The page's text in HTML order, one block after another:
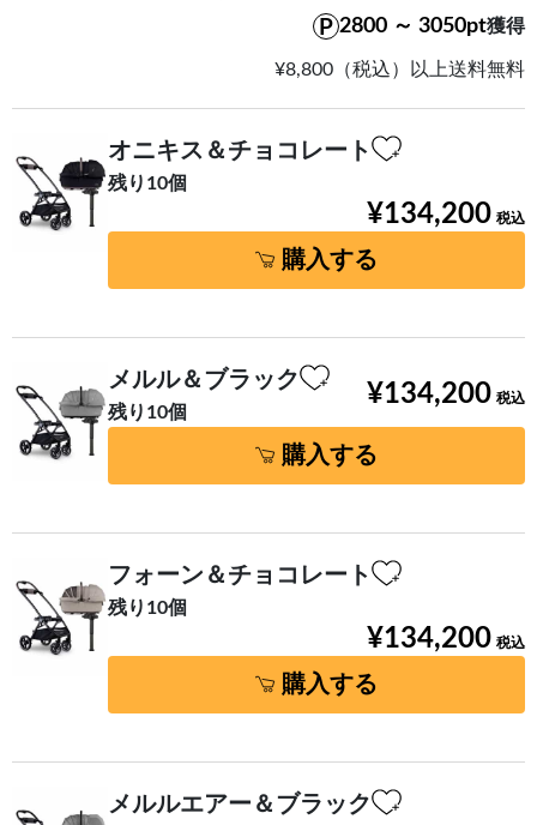
2800 ～ 3050pt獲得
¥8,800（税込）以上送料無料
オニキス＆チョコレート
残り10個
¥134,200
購入する
メルル＆ブラック
残り10個
¥134,200
購入する
フォーン＆チョコレート
残り10個
¥134,200
購入する
メルルエアー＆ブラック